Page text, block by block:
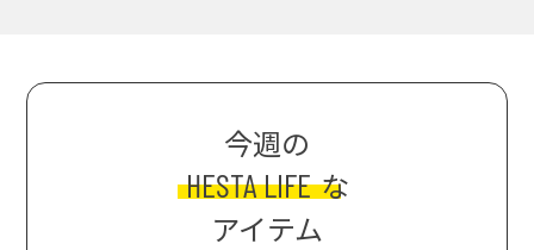
今週の
HESTA LIFE な
アイテム